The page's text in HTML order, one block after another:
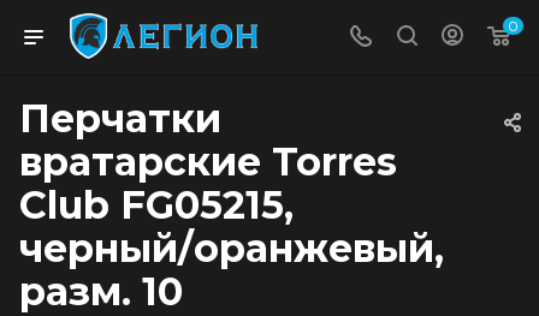
0
Перчатки
вратарские Torres
Club FG05215,
черный/оранжевый,
разм. 10